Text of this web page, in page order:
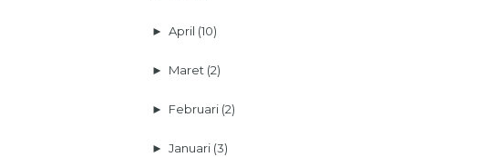
► April (10)
► Maret (2)
► Februari (2)
► Januari (3)